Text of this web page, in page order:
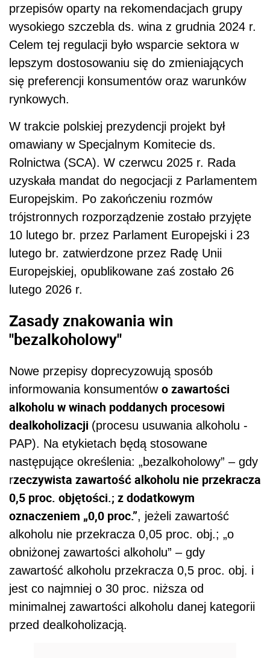
przepisów oparty na rekomendacjach grupy
wysokiego szczebla ds. wina z grudnia 2024 r.
Celem tej regulacji było wsparcie sektora w
lepszym dostosowaniu się do zmieniających
się preferencji konsumentów oraz warunków
rynkowych.
W trakcie polskiej prezydencji projekt był
omawiany w Specjalnym Komitecie ds.
Rolnictwa (SCA). W czerwcu 2025 r. Rada
uzyskała mandat do negocjacji z Parlamentem
Europejskim. Po zakończeniu rozmów
trójstronnych rozporządzenie zostało przyjęte
10 lutego br. przez Parlament Europejski i 23
lutego br. zatwierdzone przez Radę Unii
Europejskiej, opublikowane zaś zostało 26
lutego 2026 r.
Zasady znakowania win
"bezalkoholowy"
Nowe przepisy doprecyzowują sposób
informowania konsumentów o zawartości
alkoholu w winach poddanych procesowi
dealkoholizacji (procesu usuwania alkoholu -
PAP). Na etykietach będą stosowane
następujące określenia: „bezalkoholowy” – gdy
rzeczywista zawartość alkoholu nie przekracza
0,5 proc. objętości.; z dodatkowym
oznaczeniem „0,0 proc.”, jeżeli zawartość
alkoholu nie przekracza 0,05 proc. obj.; „o
obniżonej zawartości alkoholu” – gdy
zawartość alkoholu przekracza 0,5 proc. obj. i
jest co najmniej o 30 proc. niższa od
minimalnej zawartości alkoholu danej kategorii
przed dealkoholizacją.